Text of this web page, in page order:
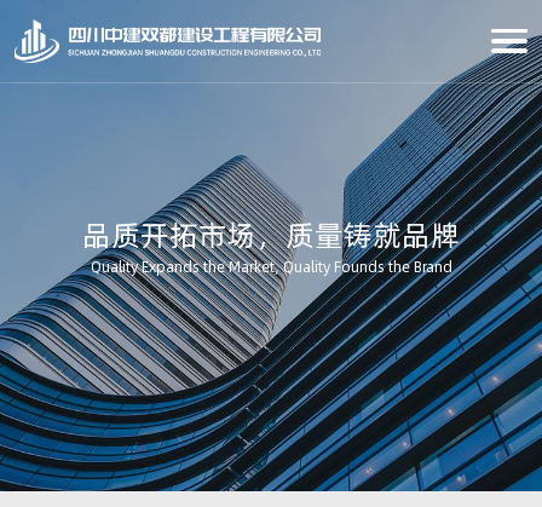
品质开拓市场，质量铸就品牌
Quality Expands the Market, Quality Founds the Brand